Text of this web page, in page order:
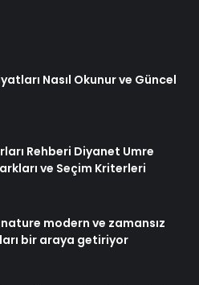
Nasıl Okunur ve Güncel
Rehberi Diyanet Umre
ve Seçim Kriterleri
modern ve zamansız
bir araya getiriyor